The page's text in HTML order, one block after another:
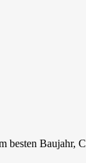
Baujahr,